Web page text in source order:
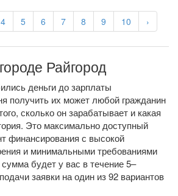
4 5 6 7 8 9 10 ›
Райгород
деньги до зарплаты
получить их может любой гражданин
сколько он зарабатывает и какая
Это максимально доступный
финансирования с высокой
и минимальными требованиями
будет у вас в течение 5–
заявки на один из 92 вариантов